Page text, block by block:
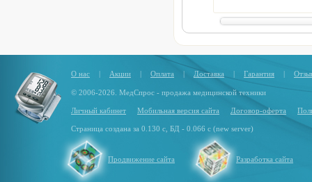
О нас | Акции | Оплата | Доставка | Гарантия |
© 2006-2026. МедСпрос - продажа медицинской техники
Личный кабинет Мобильная версия сайта Договор-оферта
Страница создана за 0.130 с, БД - 0.066 с (new server)
Продвижение сайта Разработка сайта